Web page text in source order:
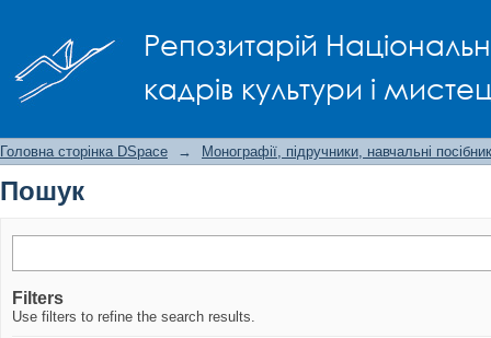
Репозитарій
кадрів культури і
Головна сторінка DSpace → Монографії, підручники, навчальні
Пошук
Filters
Use filters to refine the search results.